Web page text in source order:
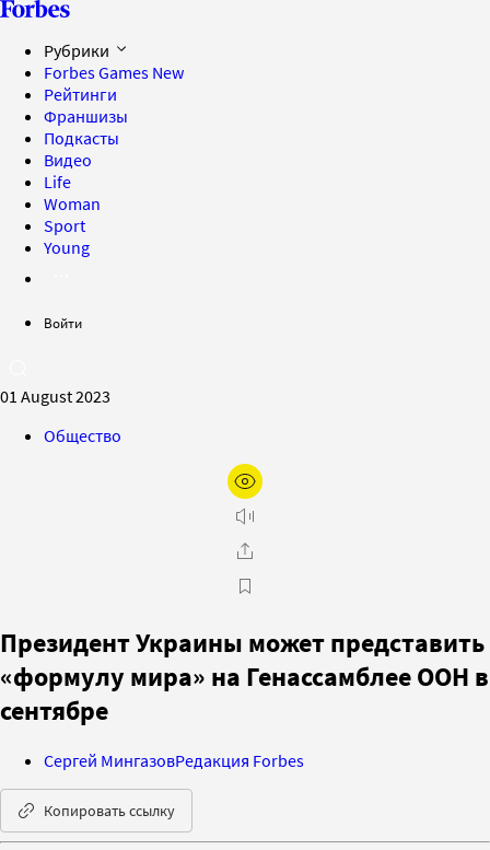
Рубрики
Forbes Games New
Рейтинги
Франшизы
Подкасты
Видео
Life
Woman
Sport
Young
Войти
01 August 2023
Общество
Президент Украины может представить
«формулу мира» на Генассамблее ООН в
сентябре
Сергей МингазовРедакция Forbes
Копировать ссылку